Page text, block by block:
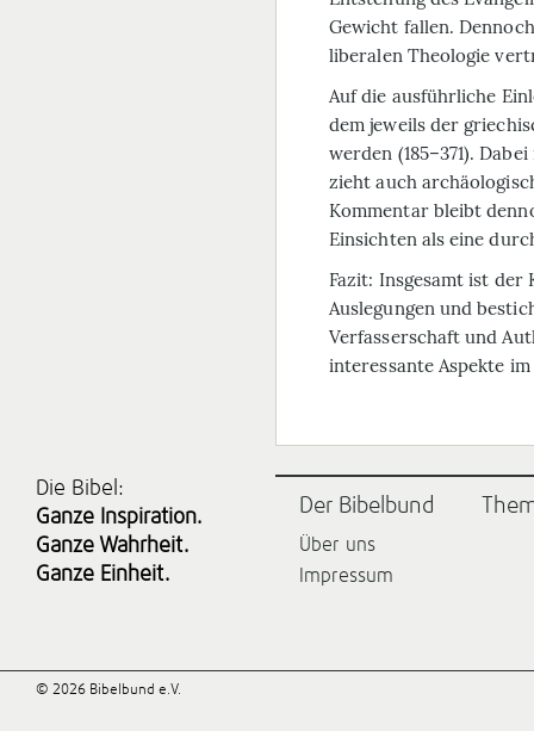
Gewicht fallen.
liberalen Theologie
Auf die ausführliche
dem jeweils der
werden (185–371).
zieht auch
Kommentar bleibt
Einsichten als eine
Fazit: Insgesamt ist der
Auslegungen und
Verfasserschaft und
interessante Aspekte
Die Bibel:
Ganze Inspiration.
Ganze Wahrheit.
Ganze Einheit.
Der Bibelbund
Über uns
Impressum
© 2026 Bibelbund e.V.